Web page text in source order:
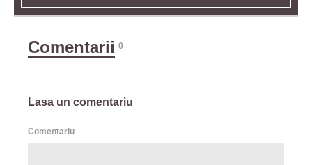
Comentarii 0
Lasa un comentariu
Comentariu